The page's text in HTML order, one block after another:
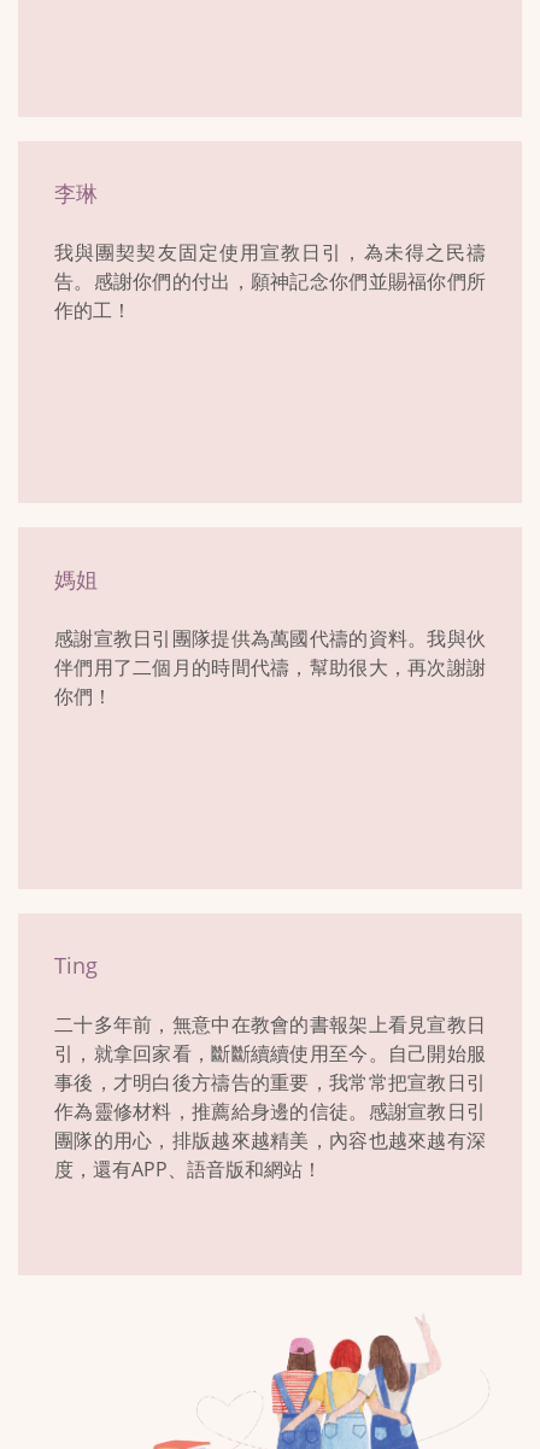
李琳
我與團契契友固定使用宣教日引，為未得之民禱
告。感謝你們的付出，願神記念你們並賜福你們所
作的工！
媽姐
感謝宣教日引團隊提供為萬國代禱的資料。我與伙
伴們用了二個月的時間代禱，幫助很大，再次謝謝
你們！
Ting
二十多年前，無意中在教會的書報架上看見宣教日
引，就拿回家看，斷斷續續使用至今。自己開始服
事後，才明白後方禱告的重要，我常常把宣教日引
作為靈修材料，推薦給身邊的信徒。感謝宣教日引
團隊的用心，排版越來越精美，內容也越來越有深
度，還有APP、語音版和網站！